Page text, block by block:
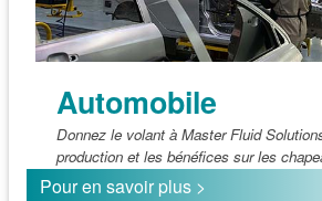
Automobile
Donnez le volant à Master Fluid
production et les bénéfices sur les
Pour en savoir plus >